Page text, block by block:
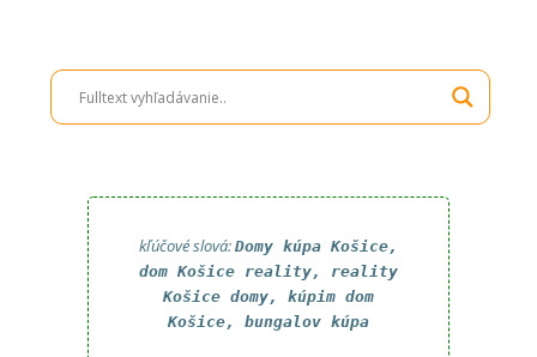
kľúčové slová: Domy kúpa Košice,
dom Košice reality, reality
Košice domy, kúpim dom
Košice, bungalov kúpa